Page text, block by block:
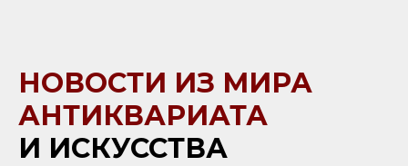
НОВОСТИ ИЗ МИРА
АНТИКВАРИАТА
И ИСКУССТВА